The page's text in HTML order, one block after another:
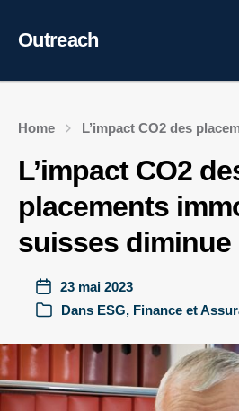
Outreach
Home L’impact CO2 des
L’impact CO2
placements
suisses diminue
23 mai 2023
Dans ESG, Finance et